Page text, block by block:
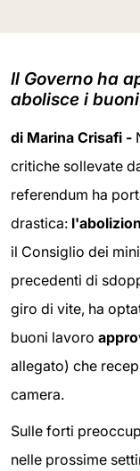
Il Governo ha
abolisce i
di Marina Crisafi -
critiche sollevate
referendum ha
drastica:
il Consiglio dei
precedenti di
giro di vite, ha
buoni lavoro
allegato) che
camera.
Sulle forti
nelle prossime